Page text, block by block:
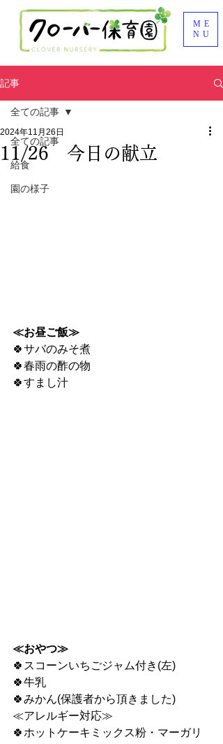
ME
NU
記事
全ての記事
給食
園の様子
全ての記事
11/26 今日の献立
2024年11月26日
≪お昼ご飯≫
🍀サバのみそ煮
🍀春雨の酢の物
🍀すまし汁
≪おやつ≫
🍀スコーンいちごジャム付き(左)
🍀牛乳
🍀みかん(保護者から頂きました)
≪アレルギー対応≫
🍀ホットケーキミックス粉・マーガリ